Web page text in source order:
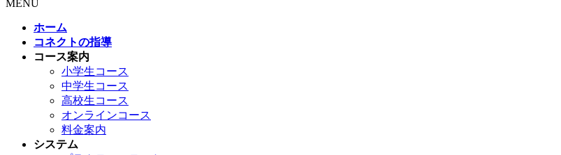
MENU
ホーム
コネクトの指導
コース案内
小学生コース
中学生コース
高校生コース
オンラインコース
料金案内
システム